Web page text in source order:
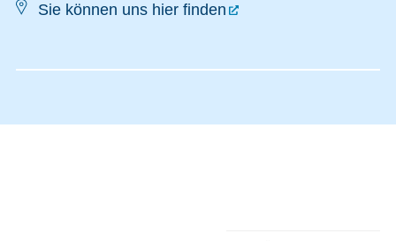
Sie können uns hier finden